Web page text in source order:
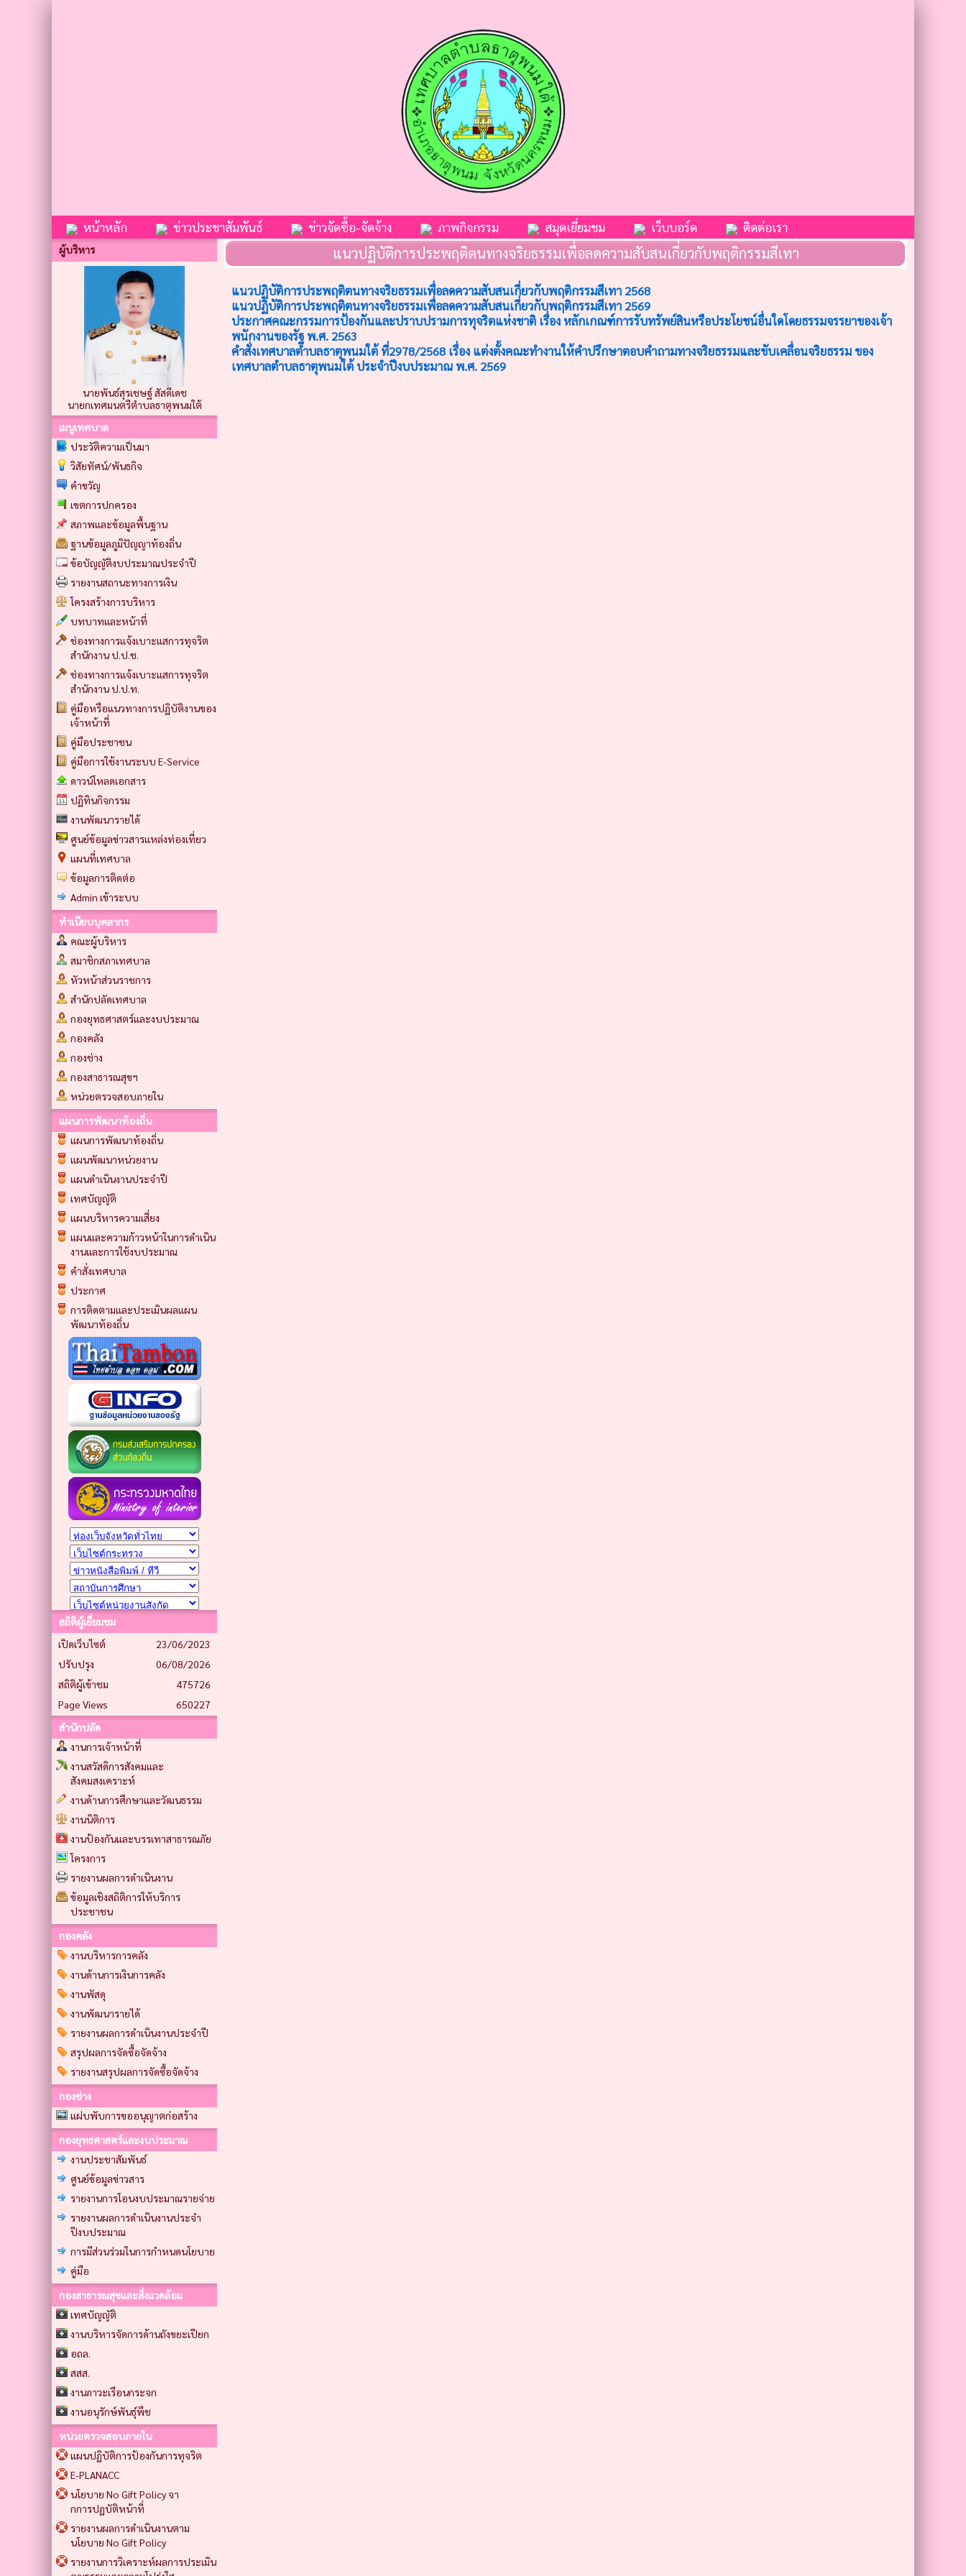
หน้าหลัก ข่าวประชาสัมพันธ์ ข่าวจัดซื้อ-จัดจ้าง ภาพกิจกรรม สมุดเยี่ยมชม เว็บบอร์ด ติดต่อเรา
ผู้บริหาร
นายพันธ์สุรเชษฐ์ สัสดีเดช
นายกเทศมนตรีตำบลธาตุพนมใต้
เมนูเทศบาล
ประวัติความเป็นมา
วิสัยทัศน์/พันธกิจ
คำขวัญ
เขตการปกครอง
สภาพและข้อมูลพื้นฐาน
ฐานข้อมูลภูมิปัญญาท้องถิ่น
ข้อบัญญัติงบประมาณประจำปี
รายงานสถานะทางการเงิน
โครงสร้างการบริหาร
บทบาทและหน้าที่
ช่องทางการแจ้งเบาะแสการทุจริต
สำนักงาน ป.ป.ช.
ช่องทางการแจ้งเบาะแสการทุจริต
สำนักงาน ป.ป.ท.
คู่มือหรือแนวทางการปฏิบัติงานของ
เจ้าหน้าที่
คู่มือประชาชน
คู่มือการใช้งานระบบ E-Service
ดาวน์โหลดเอกสาร
ปฏิทินกิจกรรม
งานพัฒนารายได้
ศูนย์ข้อมูลข่าวสารแหล่งท่องเที่ยว
แผนที่เทศบาล
ข้อมูลการติดต่อ
Admin เข้าระบบ
ทำเนียบบุคลากร
คณะผู้บริหาร
สมาชิกสภาเทศบาล
หัวหน้าส่วนราชการ
สำนักปลัดเทศบาล
กองยุทธศาสตร์และงบประมาณ
กองคลัง
กองช่าง
กองสาธารณสุขฯ
หน่วยตรวจสอบภายใน
แผนการพัฒนาท้องถิ่น
แผนการพัฒนาท้องถิ่น
แผนพัฒนาหน่วยงาน
แผนดำเนินงานประจำปี
เทศบัญญัติ
แผนบริหารความเสี่ยง
แผนและความก้าวหน้าในการดำเนิน
งานและการใช้งบประมาณ
คำสั่งเทศบาล
ประกาศ
การติดตามและประเมินผลแผน
พัฒนาท้องถิ่น
สถิติผู้เยี่ยมชม
เปิดเว็บไซต์
23/06/2023
ปรับปรุง
06/08/2026
สถิติผู้เข้าชม
475726
Page Views
650227
สำนักปลัด
งานการเจ้าหน้าที่
งานสวัสดิการสังคมและ
สังคมสงเคราะห์
งานด้านการศึกษาและวัฒนธรรม
งานนิติการ
งานป้องกันและบรรเทาสาธารณภัย
โครงการ
รายงานผลการดำเนินงาน
ข้อมูลเชิงสถิติการให้บริการ
ประชาชน
กองคลัง
งานบริหารการคลัง
งานด้านการเงินการคลัง
งานพัสดุ
งานพัฒนารายได้
รายงานผลการดำเนินงานประจำปี
สรุปผลการจัดซื้อจัดจ้าง
รายงานสรุปผลการจัดซื้อจัดจ้าง
กองช่าง
แผ่บพับการขออนุญาตก่อสร้าง
กองยุทธศาสตร์และงบประมาณ
งานประชาสัมพันธ์
ศูนย์ข้อมูลข่าวสาร
รายงานการโอนงบประมาณรายจ่าย
รายงานผลการดำเนินงานประจำ
ปีงบประมาณ
การมีส่วนร่วมในการกำหนดนโยบาย
คู่มือ
กองสาธารณสุขและสิ่งแวดล้อม
เทศบัญญัติ
งานบริหารจัดการด้านถังขยะเปียก
อถล.
สสส.
งานภาวะเรือนกระจก
งานอนุรักษ์พันธุ์พืช
หน่วยตรวจสอบภายใน
แผนปฏิบัติการป้องกันการทุจริต
E-PLANACC
นโยบาย No Gift Policy จา
กการปฏบัติหน้าที่
รายงานผลการดำเนินงานตาม
นโยบาย No Gift Policy
รายงานการวิเคราะห์ผลการประเมิน
แนวปฏิบัติการประพฤติตนทางจริยธรรมเพื่อลดความสับสนเกี่ยวกับพฤติกรรมสีเทา
แนวปฏิบัติการประพฤติตนทางจริยธรรมเพื่อลดความสับสนเกี่ยวกับพฤติกรรมสีเทา 2568
แนวปฏิบัติการประพฤติตนทางจริยธรรมเพื่อลดความสับสนเกี่ยวกับพฤติกรรมสีเทา 2569
ประกาศคณะกรรมการป้องกันและปราบปรามการทุจริตแห่งชาติ เรื่อง หลักเกณฑ์การรับทรัพย์สินหรือประโยชน์อื่นใดโดยธรรมจรรยาของเจ้า
พนักงานของรัฐ พ.ศ. 2563
คำสั่งเทศบาลตำบลธาตุพนมใต้ ที่2978/2568 เรื่อง แต่งตั้งคณะทำงานให้คำปรึกษาตอบคำถามทางจริยธรรมและขับเคลื่อนจริยธรรม ของ
เทศบาลตำบลธาตุพนมใต้ ประจำปีงบประมาณ พ.ศ. 2569